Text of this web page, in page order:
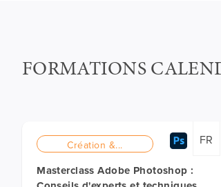
FORMATIONS
Création &... FR
Masterclass Adobe Photoshop :